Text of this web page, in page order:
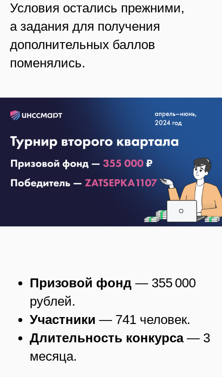
Условия остались прежними,
а задания для получения
дополнительных баллов
поменялись.
Призовой фонд — 355 000
рублей.
Участники — 741 человек.
Длительность конкурса— 3
месяца.